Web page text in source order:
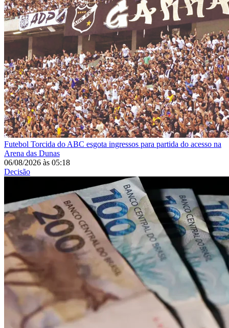
Futebol Torcida do ABC esgota ingressos para partida do acesso na
Arena das Dunas
06/08/2026 às 05:18
Decisão